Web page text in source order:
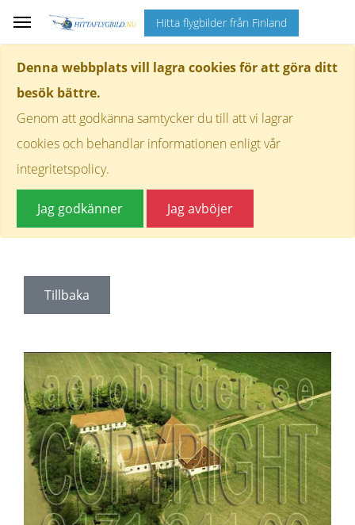
Denna webbplats vill lagra cookies för att göra ditt
besök bättre.
Genom att godkänna samtycker du till att vi lagrar
cookies och behandlar informationen enligt vår
integritetspolicy.
Jag godkänner Jag avböjer
Hitta flygbilder från Finland
Tillbaka